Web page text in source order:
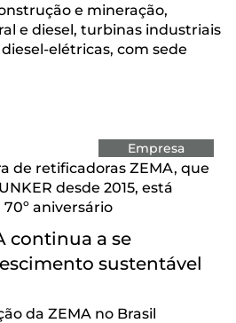
e mineração,
e diesel, turbinas industriais
elétricas, com sede
Empresa
de retificadoras ZEMA, que
desde 2015, está
aniversário
continua a se
sustentável
da ZEMA no Brasil